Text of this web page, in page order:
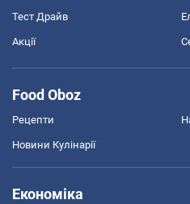
Тест Драйв
Акції
Food Oboz
Рецепти
Новини Кулінарії
Економіка